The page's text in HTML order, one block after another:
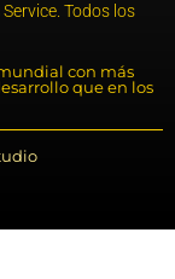
Todos los
con más
que en los